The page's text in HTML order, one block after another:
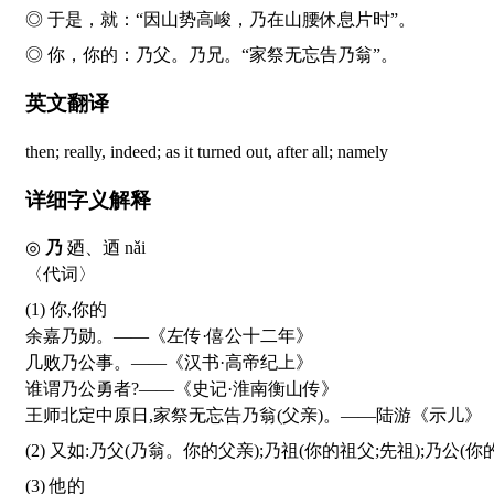
◎ 于是，就：“因山势高峻， 乃在山腰休息片时”。
◎ 你，你的： 乃父。 乃 兄。“家祭无忘告乃翁”。
英文翻译
then; really, indeed; as it turned out, after all; namely
详细字义解释
乃 廼、迺 nǎi
〈代词〉
(1) 你,你的
余嘉乃勋。——《左传·僖公十二年》
几败乃公事。——《汉书·高帝纪上》
谁谓乃公勇者?——《史记·淮南衡山传》
王师北定中原日,家祭无忘告乃翁(父亲)。——陆游《示儿》
(2) 又如:乃父(乃翁。你的父亲);乃祖(你的祖父;先祖);乃公(你
(3) 他的